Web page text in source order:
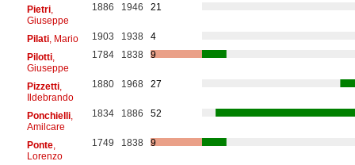
Pietri,
Giuseppe
1886 1946 21
Pilati, Mario 1903 1938
4
Pilotti,
Giuseppe
1784 1838 9
Pizzetti,
Ildebrando
1880 1968 27
Ponchielli,
Amilcare
1834 1886 52
Ponte,
Lorenzo
1749 1838 9